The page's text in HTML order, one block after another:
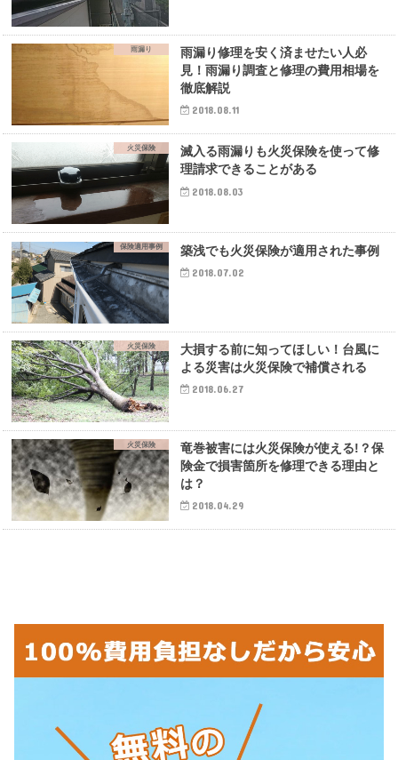
雨漏り
雨漏り修理を安く済ませたい人必
見！雨漏り調査と修理の費用相場を
徹底解説
2018.08.11
火災保険
滅入る雨漏りも火災保険を使って修
理請求できることがある
2018.08.03
保険適用事例 築浅でも火災保険が適用された事例
2018.07.02
火災保険
大損する前に知ってほしい！台風に
よる災害は火災保険で補償される
2018.06.27
火災保険
竜巻被害には火災保険が使える!？保
険金で損害箇所を修理できる理由と
は？
2018.04.29